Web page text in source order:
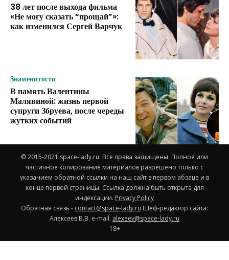
38 лет после выхода фильма
«Не могу сказать “прощай”»:
как изменился Сергей Варчук
Знаменитости
В память Валентины
Малявиной: жизнь первой
супруги Збруева, после череды
жутких событий
© 2015-2021 space-lady.ru. Все права защищены. Полное или
частичное копирование материалов разрешено только с
указанием обратной ссылки на наш сайт в первом абзаце и в
конце первой страницы. Ссылка должна быть открыта для
индексации. Privacy Policy
Обратная связь - contact@space-lady.ru Шеф-редактор сайта:
Алексеев В.В. e-mail: alexeev@space-lady.ru
18+